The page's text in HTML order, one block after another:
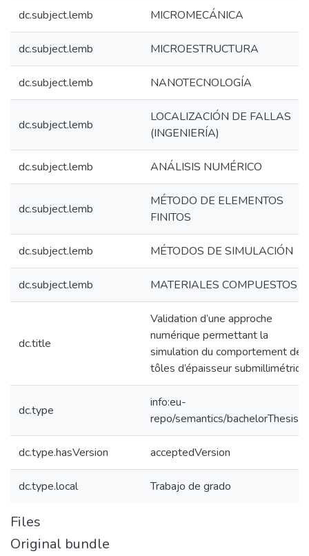
dc.subject.lemb MICROMECÁNICA
dc.subject.lemb MICROESTRUCTURA
dc.subject.lemb NANOTECNOLOGÍA
dc.subject.lemb
LOCALIZACIÓN DE FALLAS
(INGENIERÍA)
dc.subject.lemb ANÁLISIS NUMÉRICO
dc.subject.lemb
MÉTODO DE ELEMENTOS
FINITOS
dc.subject.lemb MÉTODOS DE SIMULACIÓN
dc.subject.lemb MATERIALES COMPUESTOS
dc.title
Validation d’une approche
numérique permettant la
simulation du comportement des
tôles d’épaisseur
dc.type
info:eu-
repo/semantics/bachelorThesis
dc.type.hasVersion acceptedVersion
dc.type.local Trabajo de grado
Files
Original bundle